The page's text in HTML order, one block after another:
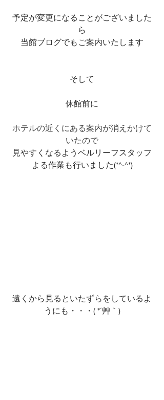
予定が変更になることがございました
ら
当館ブログでもご案内いたします
そして
休館前に
ホテルの近くにある案内が消えかけて
いたので
見やすくなるようベルリーフスタッフ
よる作業も行いました(*^-^*)
遠くから見るといたずらをしているよ
うにも・・・( *´艸｀)